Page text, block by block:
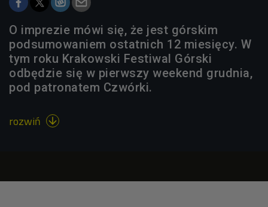
O imprezie mówi się, że jest górskim
podsumowaniem ostatnich 12 miesięcy. W
tym roku Krakowski Festiwal Górski
odbędzie się w pierwszy weekend grudnia,
pod patronatem Czwórki.
rozwiń 